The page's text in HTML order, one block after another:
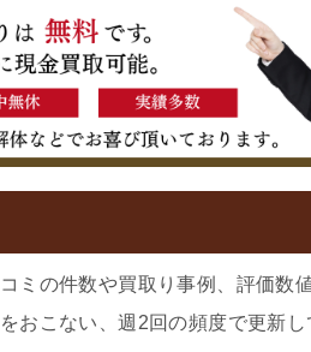
ミの件数や買取り事例、評価数
おこない、週2回の頻度で更新し